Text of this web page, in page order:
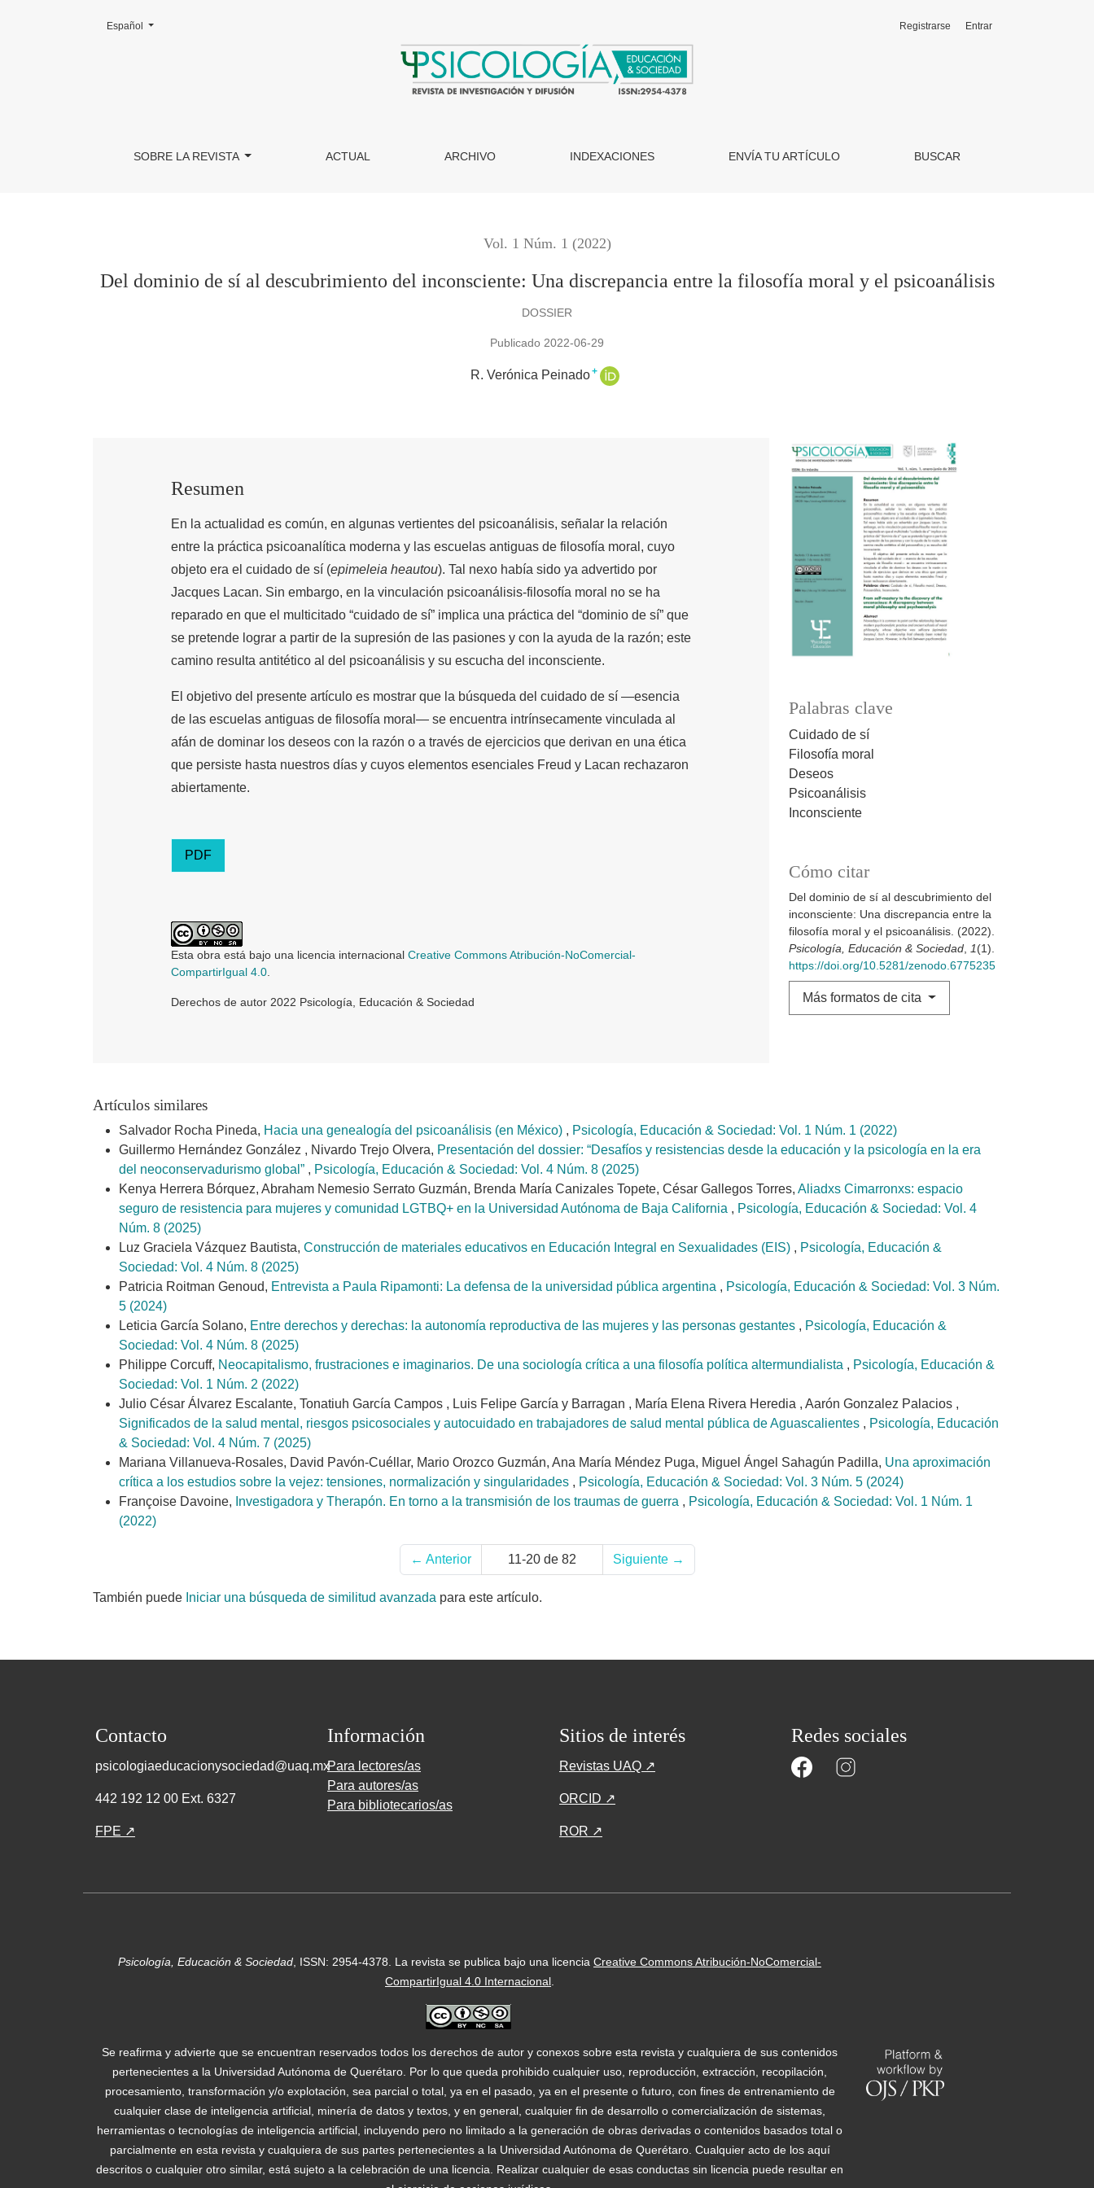
Del dominio de sí al descubrimiento del inconsciente: Una discrepancia entre la filosofía moral y el psicoanálisis
SOBRE LA REVISTA ACTUAL ARCHIVO INDEXACIONES ENVÍA TU ARTÍCULO BUSCAR
Registrarse Entrar
Cambiar el idioma. El actual es:
Español
Vol. 1 Núm. 1 (2022)
Del dominio de sí al descubrimiento del inconsciente: Una discrepancia entre la filosofía moral y el psicoanálisis
DOSSIER
Publicado 2022-06-29
R. Verónica Peinado+
Palabras clave
Cuidado de sí
Filosofía moral
Deseos
Psicoanálisis
Inconsciente
Cómo citar
Del dominio de sí al descubrimiento del
inconsciente: Una discrepancia entre la
filosofía moral y el psicoanálisis. (2022).
Psicología, Educación & Sociedad, 1(1).
https://doi.org/10.5281/zenodo.6775235
Más formatos de cita
Resumen
En la actualidad es común, en algunas vertientes del psicoanálisis, señalar la relación
entre la práctica psicoanalítica moderna y las escuelas antiguas de filosofía moral, cuyo
objeto era el cuidado de sí (epimeleia heautou). Tal nexo había sido ya advertido por
Jacques Lacan. Sin embargo, en la vinculación psicoanálisis-filosofía moral no se ha
reparado en que el multicitado “cuidado de sí” implica una práctica del “dominio de sí” que
se pretende lograr a partir de la supresión de las pasiones y con la ayuda de la razón; este
camino resulta antitético al del psicoanálisis y su escucha del inconsciente.
El objetivo del presente artículo es mostrar que la búsqueda del cuidado de sí —esencia
de las escuelas antiguas de filosofía moral— se encuentra intrínsecamente vinculada al
afán de dominar los deseos con la razón o a través de ejercicios que derivan en una ética
que persiste hasta nuestros días y cuyos elementos esenciales Freud y Lacan rechazaron
abiertamente.
PDF
Esta obra está bajo una licencia internacional Creative Commons Atribución-NoComercial-
CompartirIgual 4.0
Derechos de autor 2022 Psicología, Educación & Sociedad
Artículos similares
Salvador Rocha Pineda, Hacia una genealogía del psicoanálisis (en México) , Psicología, Educación & Sociedad: Vol. 1 Núm. 1 (2022)
Guillermo Hernández González , Nivardo Trejo Olvera, Presentación del dossier: “Desafíos y resistencias desde la educación y la psicología en la era
del neoconservadurismo global” , Psicología, Educación & Sociedad: Vol. 4 Núm. 8 (2025)
Kenya Herrera Bórquez, Abraham Nemesio Serrato Guzmán, Brenda María Canizales Topete, César Gallegos Torres, Aliadxs Cimarronxs: espacio
seguro de resistencia para mujeres y comunidad LGTBQ+ en la Universidad Autónoma de Baja California , Psicología, Educación & Sociedad: Vol. 4
Núm. 8 (2025)
Luz Graciela Vázquez Bautista, Construcción de materiales educativos en Educación Integral en Sexualidades (EIS) , Psicología, Educación &
Sociedad: Vol. 4 Núm. 8 (2025)
Patricia Roitman Genoud, Entrevista a Paula Ripamonti: La defensa de la universidad pública argentina , Psicología, Educación & Sociedad: Vol. 3 Núm.
5 (2024)
Leticia García Solano, Entre derechos y derechas: la autonomía reproductiva de las mujeres y las personas gestantes , Psicología, Educación &
Sociedad: Vol. 4 Núm. 8 (2025)
Philippe Corcuff, Neocapitalismo, frustraciones e imaginarios. De una sociología crítica a una filosofía política altermundialista , Psicología, Educación &
Sociedad: Vol. 1 Núm. 2 (2022)
Julio César Álvarez Escalante, Tonatiuh García Campos , Luis Felipe García y Barragan , María Elena Rivera Heredia , Aarón Gonzalez Palacios ,
Significados de la salud mental, riesgos psicosociales y autocuidado en trabajadores de salud mental pública de Aguascalientes , Psicología, Educación
& Sociedad: Vol. 4 Núm. 7 (2025)
Mariana Villanueva-Rosales, David Pavón-Cuéllar, Mario Orozco Guzmán, Ana María Méndez Puga, Miguel Ángel Sahagún Padilla, Una aproximación
crítica a los estudios sobre la vejez: tensiones, normalización y singularidades , Psicología, Educación & Sociedad: Vol. 3 Núm. 5 (2024)
Françoise Davoine, Investigadora y Therapón. En torno a la transmisión de los traumas de guerra , Psicología, Educación & Sociedad: Vol. 1 Núm. 1
(2022)
← Anterior 11-20 de 82 Siguiente →
También puede Iniciar una búsqueda de similitud avanzada para este artículo.
Contacto
psicologiaeducacionysociedad@uaq.mx
442 192 12 00 Ext. 6327
FPE ↗
Información
Para lectores/as
Para autores/as
Para bibliotecarios/as
Sitios de interés
Revistas UAQ ↗
ORCID ↗
ROR ↗
Redes sociales
Psicología, Educación & Sociedad , ISSN: 2954-4378. La revista se publica bajo una licencia Creative Commons Atribución-NoComercial-
CompartirIgual 4.0 Internacional
Se reafirma y advierte que se encuentran reservados todos los derechos de autor y conexos sobre esta revista y cualquiera de sus contenidos
pertenecientes a la Universidad Autónoma de Querétaro. Por lo que queda prohibido cualquier uso, reproducción, extracción, recopilación,
procesamiento, transformación y/o explotación, sea parcial o total, ya en el pasado, ya en el presente o futuro, con fines de entrenamiento de
cualquier clase de inteligencia artificial, minería de datos y textos, y en general, cualquier fin de desarrollo o comercialización de sistemas,
herramientas o tecnologías de inteligencia artificial, incluyendo pero no limitado a la generación de obras derivadas o contenidos basados total o
parcialmente en esta revista y cualquiera de sus partes pertenecientes a la Universidad Autónoma de Querétaro. Cualquier acto de los aquí
descritos o cualquier otro similar, está sujeto a la celebración de una licencia. Realizar cualquier de esas conductas sin licencia puede resultar en